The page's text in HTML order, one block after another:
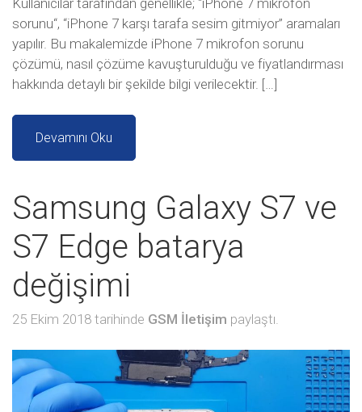
sorunu“, “iPhone 7 karşı tarafa sesim gitmiyor” aramaları
yapılır. Bu makalemizde iPhone 7 mikrofon sorunu
çözümü, nasıl çözüme kavuşturulduğu ve fiyatlandırması
hakkında detaylı bir şekilde bilgi verilecektir. […]
Devamını Oku
Samsung Galaxy S7 ve
S7 Edge batarya
değişimi
25 Ekim 2018 tarihinde GSM İletişim paylaştı.